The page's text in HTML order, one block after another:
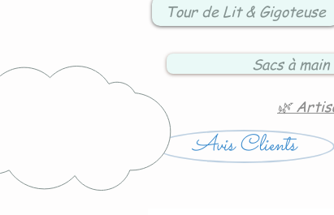
Tour de Lit & Gigoteuse
Sacs à main
🌿
Avis Clients